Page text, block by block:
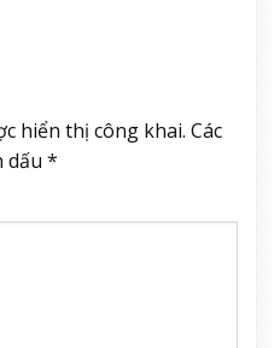
hiển thị công khai. Các
dấu *